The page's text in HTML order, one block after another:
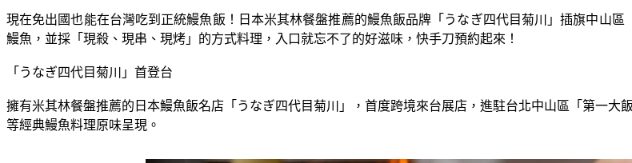
現在免出國也能在台灣吃到正統鰻魚飯！日本米其林餐盤推薦的鰻魚飯品牌「うなぎ四代目菊川」插旗中山
鰻魚，並採「現殺、現串、現烤」的方式料理，入口就忘不了的好滋味，快手刀預約起來！
「うなぎ四代目菊川」首登台
擁有米其林餐盤推薦的日本鰻魚飯名店「うなぎ四代目菊川」，首度跨境來台展店，進駐台北中山區「第一大
等經典鰻魚料理原味呈現。